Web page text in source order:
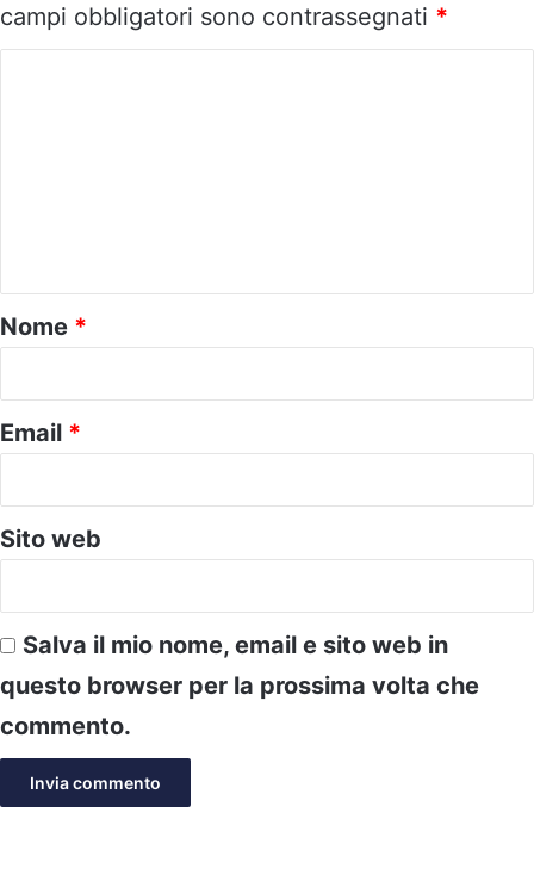
campi obbligatori sono contrassegnati *
o
*
Nome *
Email *
Sito web
Salva il mio nome, email e sito web in
questo browser per la prossima volta che
commento.